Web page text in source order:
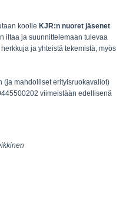
koolle KJR:n nuoret jäsenet
iltaa ja suunnittelemaan tulevaa
ja yhteistä tekemistä, myös
(ja mahdolliset erityisruokavaliot)
viimeistään edellisenä